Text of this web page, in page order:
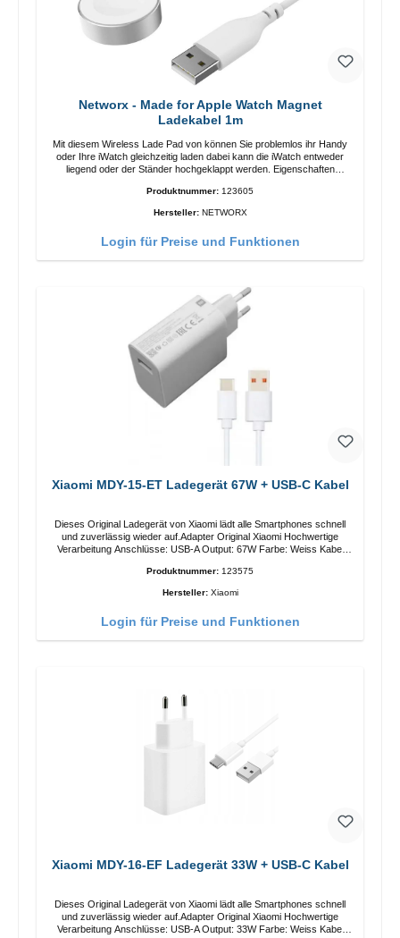
Networx - Made for Apple Watch Magnet
Ladekabel 1m
Mit diesem Wireless Lade Pad von können Sie problemlos ihr Handy
oder Ihre iWatch gleichzeitig laden dabei kann die iWatch entweder
liegend oder der Ständer hochgeklappt werden. Eigenschaften
Produktnummer: 123605
Hersteller: NETWORX
Login für Preise und Funktionen
Xiaomi MDY-15-ET Ladegerät 67W + USB-C Kabel
Dieses Original Ladegerät von Xiaomi lädt alle Smartphones schnell
und zuverlässig wieder auf.Adapter Original Xiaomi Hochwertige
Verarbeitung Anschlüsse: USB-A Output: 67W Farbe: Weiss Kabel
Produktnummer: 123575
Hersteller: Xiaomi
Login für Preise und Funktionen
Xiaomi MDY-16-EF Ladegerät 33W + USB-C Kabel
Dieses Original Ladegerät von Xiaomi lädt alle Smartphones schnell
und zuverlässig wieder auf.Adapter Original Xiaomi Hochwertige
Verarbeitung Anschlüsse: USB-A Output: 33W Farbe: Weiss Kabel